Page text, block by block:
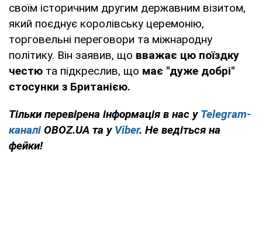
своїм історичним другим державним візитом,
який поєднує королівську церемонію,
торговельні переговори та міжнародну
політику. Він заявив, що вважає цю поїздку
честю та підкреслив, що має "дуже добрі"
стосунки з Британією.
Тільки перевірена інформація в нас у Telegram-
каналі OBOZ.UA та у Viber. Не ведіться на
фейки!